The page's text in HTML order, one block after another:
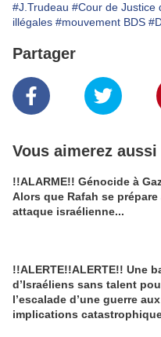
#J.Trudeau #Cour de Justice
illégales #mouvement BDS
Partager
Vous aimerez aussi
!!ALARME!! Génocide à
Alors que Rafah se prépare
attaque israélienne...
!!ALERTE!!ALERTE!! Une
d’Israéliens sans talent
l’escalade d’une guerre aux
implications